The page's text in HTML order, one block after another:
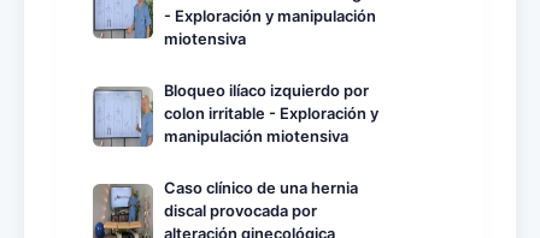
- Exploración y manipulación
miotensiva
Bloqueo ilíaco izquierdo por
colon irritable - Exploración y
manipulación miotensiva
Caso clínico de una hernia
discal provocada por
alteración ginecológica